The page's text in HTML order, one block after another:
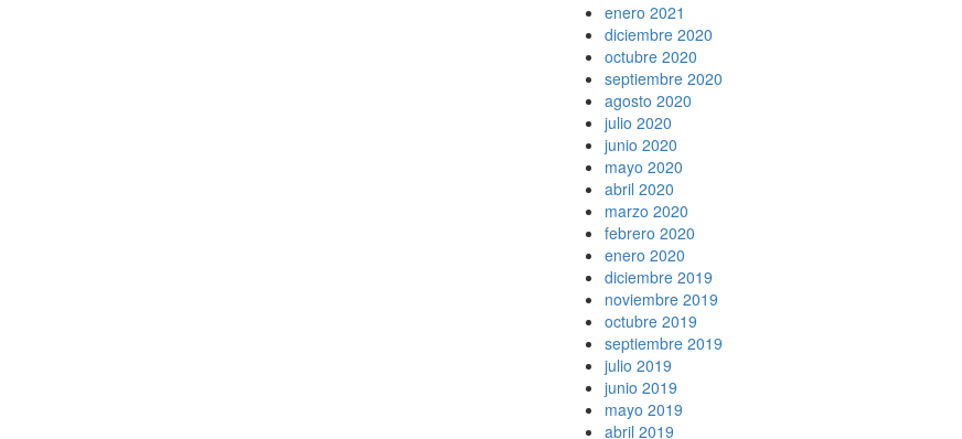
enero 2021
diciembre 2020
octubre 2020
septiembre 2020
agosto 2020
julio 2020
junio 2020
mayo 2020
abril 2020
marzo 2020
febrero 2020
enero 2020
diciembre 2019
noviembre 2019
octubre 2019
septiembre 2019
julio 2019
junio 2019
mayo 2019
abril 2019